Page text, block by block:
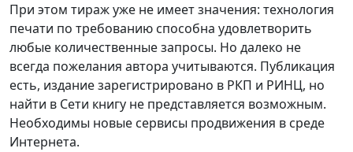
При этом тираж уже не имеет значения: технология
печати по требованию способна удовлетворить
любые количественные запросы. Но далеко не
всегда пожелания автора учитываются. Публикация
есть, издание зарегистрировано в РКП и РИНЦ, но
найти в Сети книгу не представляется возможным.
Необходимы новые сервисы продвижения в среде
Интернета.